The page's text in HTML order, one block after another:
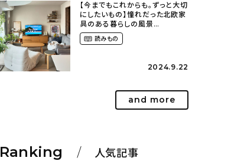
【今までもこれからも。ずっと大切
にしたいもの】憧れだった北欧家
具のある暮らしの風景
（m._.k_homeさん）
読みもの
2024.9.22
and more
Ranking 人気記事